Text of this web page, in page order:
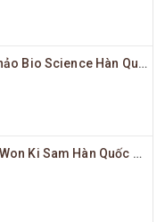
Nước Đông Trùng Hạ Thảo Bio Science Hàn Quốc Hộp Đỏ 20 Ống x 20ml
Nước Hồng Sâm Có Củ Won Ki Sam Hàn Quốc Hộp 10 Chai x 120ml